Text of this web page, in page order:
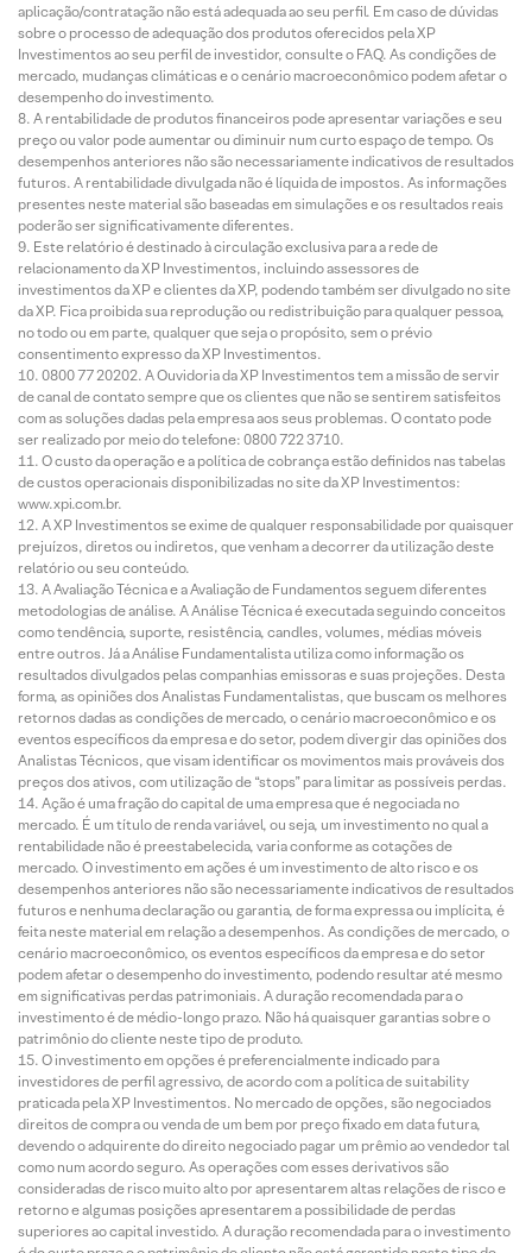
aplicação/contratação não está adequada ao seu perfil. Em caso de dúvidas
sobre o processo de adequação dos produtos oferecidos pela XP
Investimentos ao seu perfil de investidor, consulte o FAQ. As condições de
mercado, mudanças climáticas e o cenário macroeconômico podem afetar o
desempenho do investimento.
A rentabilidade de produtos financeiros pode apresentar variações e seu
preço ou valor pode aumentar ou diminuir num curto espaço de tempo. Os
desempenhos anteriores não são necessariamente indicativos de resultados
futuros. A rentabilidade divulgada não é líquida de impostos. As informações
presentes neste material são baseadas em simulações e os resultados reais
poderão ser significativamente diferentes.
Este relatório é destinado à circulação exclusiva para a rede de
relacionamento da XP Investimentos, incluindo assessores de
investimentos da XP e clientes da XP, podendo também ser divulgado no site
da XP. Fica proibida sua reprodução ou redistribuição para qualquer pessoa,
no todo ou em parte, qualquer que seja o propósito, sem o prévio
consentimento expresso da XP Investimentos.
0800 77 20202. A Ouvidoria da XP Investimentos tem a missão de servir
de canal de contato sempre que os clientes que não se sentirem satisfeitos
com as soluções dadas pela empresa aos seus problemas. O contato pode
ser realizado por meio do telefone: 0800 722 3710.
O custo da operação e a política de cobrança estão definidos nas tabelas
de custos operacionais disponibilizadas no site da XP Investimentos:
www.xpi.com.br.
A XP Investimentos se exime de qualquer responsabilidade por quaisquer
prejuízos, diretos ou indiretos, que venham a decorrer da utilização deste
relatório ou seu conteúdo.
A Avaliação Técnica e a Avaliação de Fundamentos seguem diferentes
metodologias de análise. A Análise Técnica é executada seguindo conceitos
como tendência, suporte, resistência, candles, volumes, médias móveis
entre outros. Já a Análise Fundamentalista utiliza como informação os
resultados divulgados pelas companhias emissoras e suas projeções. Desta
forma, as opiniões dos Analistas Fundamentalistas, que buscam os melhores
retornos dadas as condições de mercado, o cenário macroeconômico e os
eventos específicos da empresa e do setor, podem divergir das opiniões dos
Analistas Técnicos, que visam identificar os movimentos mais prováveis dos
preços dos ativos, com utilização de “stops” para limitar as possíveis perdas.
Ação é uma fração do capital de uma empresa que é negociada no
mercado. É um título de renda variável, ou seja, um investimento no qual a
rentabilidade não é preestabelecida, varia conforme as cotações de
mercado. O investimento em ações é um investimento de alto risco e os
desempenhos anteriores não são necessariamente indicativos de resultados
futuros e nenhuma declaração ou garantia, de forma expressa ou implícita, é
feita neste material em relação a desempenhos. As condições de mercado, o
cenário macroeconômico, os eventos específicos da empresa e do setor
podem afetar o desempenho do investimento, podendo resultar até mesmo
em significativas perdas patrimoniais. A duração recomendada para o
investimento é de médio-longo prazo. Não há quaisquer garantias sobre o
patrimônio do cliente neste tipo de produto.
O investimento em opções é preferencialmente indicado para
investidores de perfil agressivo, de acordo com a política de suitability
praticada pela XP Investimentos. No mercado de opções, são negociados
direitos de compra ou venda de um bem por preço fixado em data futura,
devendo o adquirente do direito negociado pagar um prêmio ao vendedor tal
como num acordo seguro. As operações com esses derivativos são
consideradas de risco muito alto por apresentarem altas relações de risco e
retorno e algumas posições apresentarem a possibilidade de perdas
superiores ao capital investido. A duração recomendada para o investimento